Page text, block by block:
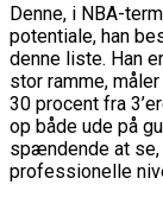
Denne, i NBA-
potentiale, han
denne liste. Han
stor ramme,
30 procent fra
op både ude på
spændende at
professionelle